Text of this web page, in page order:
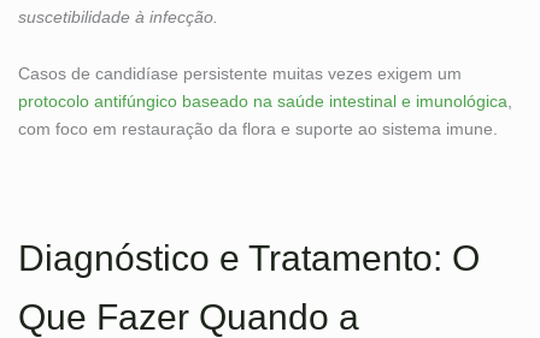
suscetibilidade à infecção.
Casos de candidíase persistente muitas vezes exigem um
protocolo antifúngico baseado na saúde intestinal e imunológica
com foco em restauração da flora e suporte ao sistema imune.
Diagnóstico e Tratamento: O
Que Fazer Quando a